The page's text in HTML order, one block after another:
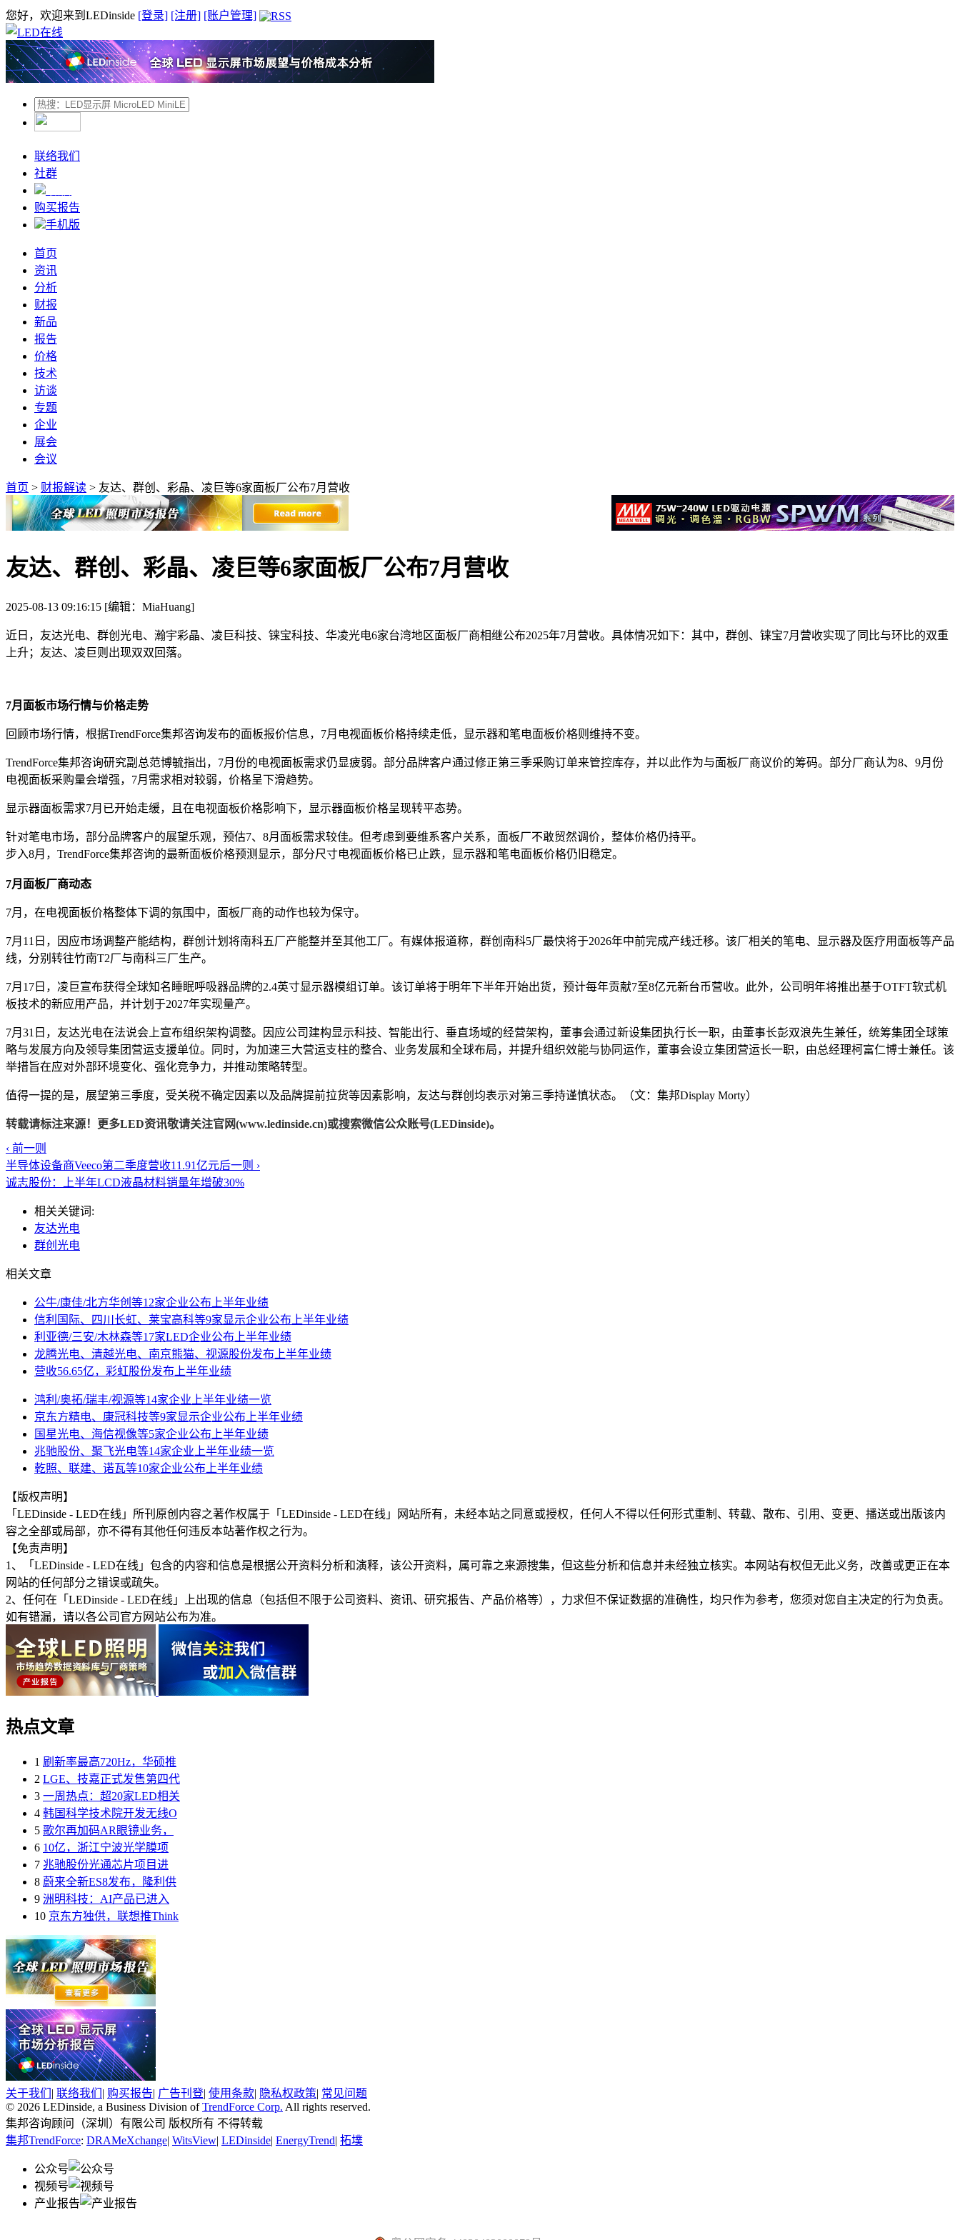
您好，欢迎来到LEDinside [登录] [注册] [账户管理]
联络我们
社群
购买报告
手机版
首页
资讯
分析
财报
新品
报告
价格
技术
访谈
专题
企业
展会
会议
首页 > 财报解读 > 友达、群创、彩晶、凌巨等6家面板厂公布7月营收
友达、群创、彩晶、凌巨等6家面板厂公布7月营收
2025-08-13 09:16:15 [编辑：MiaHuang]
近日，友达光电、群创光电、瀚宇彩晶、凌巨科技、铼宝科技、华凌光电6家台湾地区面板厂商相继公布2025年7月营收。具体情况如下：其中，群创、铼宝7月营收实现了同比与环比的双重
上升；友达、凌巨则出现双双回落。
7月面板市场行情与价格走势
回顾市场行情，根据TrendForce集邦咨询发布的面板报价信息，7月电视面板价格持续走低，显示器和笔电面板价格则维持不变。
TrendForce集邦咨询研究副总范博毓指出，7月份的电视面板需求仍显疲弱。部分品牌客户通过修正第三季采购订单来管控库存，并以此作为与面板厂商议价的筹码。部分厂商认为8、9月份
电视面板采购量会增强，7月需求相对较弱，价格呈下滑趋势。
显示器面板需求7月已开始走缓，且在电视面板价格影响下，显示器面板价格呈现转平态势。
针对笔电市场，部分品牌客户的展望乐观，预估7、8月面板需求较佳。但考虑到要维系客户关系，面板厂不敢贸然调价，整体价格仍持平。
步入8月，TrendForce集邦咨询的最新面板价格预测显示，部分尺寸电视面板价格已止跌，显示器和笔电面板价格仍旧稳定。
7月面板厂商动态
7月，在电视面板价格整体下调的氛围中，面板厂商的动作也较为保守。
7月11日，因应市场调整产能结构，群创计划将南科五厂产能整并至其他工厂。有媒体报道称，群创南科5厂最快将于2026年中前完成产线迁移。该厂相关的笔电、显示器及医疗用面板等产品
线，分别转往竹南T2厂与南科三厂生产。
7月17日，凌巨宣布获得全球知名睡眠呼吸器品牌的2.4英寸显示器模组订单。该订单将于明年下半年开始出货，预计每年贡献7至8亿元新台币营收。此外，公司明年将推出基于OTFT软式机
板技术的新应用产品，并计划于2027年实现量产。
7月31日，友达光电在法说会上宣布组织架构调整。因应公司建构显示科技、智能出行、垂直场域的经营架构，董事会通过新设集团执行长一职，由董事长彭双浪先生兼任，统筹集团全球策
略与发展方向及领导集团营运支援单位。同时，为加速三大营运支柱的整合、业务发展和全球布局，并提升组织效能与协同运作，董事会设立集团营运长一职，由总经理柯富仁博士兼任。该
举措旨在应对外部环境变化、强化竞争力，并推动策略转型。
值得一提的是，展望第三季度，受关税不确定因素以及品牌提前拉货等因素影响，友达与群创均表示对第三季持谨慎状态。（文：集邦Display Morty）
转载请标注来源！更多LED资讯敬请关注官网(www.ledinside.cn)或搜索微信公众账号(LEDinside)。
‹ 前一则
半导体设备商Veeco第二季度营收11.91亿元后一则 ›
诚志股份：上半年LCD液晶材料销量年增破30%
相关关键词:
友达光电
群创光电
相关文章
公牛/康佳/北方华创等12家企业公布上半年业绩
信利国际、四川长虹、莱宝高科等9家显示企业公布上半年业绩
利亚德/三安/木林森等17家LED企业公布上半年业绩
龙腾光电、清越光电、南京熊猫、视源股份发布上半年业绩
营收56.65亿，彩虹股份发布上半年业绩
鸿利/奥拓/瑞丰/视源等14家企业上半年业绩一览
京东方精电、康冠科技等9家显示企业公布上半年业绩
国星光电、海信视像等5家企业公布上半年业绩
兆驰股份、聚飞光电等14家企业上半年业绩一览
乾照、联建、诺瓦等10家企业公布上半年业绩
【版权声明】
「LEDinside - LED在线」所刊原创内容之著作权属于「LEDinside - LED在线」网站所有，未经本站之同意或授权，任何人不得以任何形式重制、转载、散布、引用、变更、播送或出版该内
容之全部或局部，亦不得有其他任何违反本站著作权之行为。
【免责声明】
1、「LEDinside - LED在线」包含的内容和信息是根据公开资料分析和演释，该公开资料，属可靠之来源搜集，但这些分析和信息并未经独立核实。本网站有权但无此义务，改善或更正在本
网站的任何部分之错误或疏失。
2、任何在「LEDinside - LED在线」上出现的信息（包括但不限于公司资料、资讯、研究报告、产品价格等），力求但不保证数据的准确性，均只作为参考，您须对您自主决定的行为负责。
如有错漏，请以各公司官方网站公布为准。
热点文章
1 刷新率最高720Hz，华硕推
2 LGE、技嘉正式发售第四代
3 一周热点：超20家LED相关
4 韩国科学技术院开发无线O
5 歌尔再加码AR眼镜业务，
6 10亿，浙江宁波光学膜项
7 兆驰股份光通芯片项目进
8 蔚来全新ES8发布，隆利供
9 洲明科技：AI产品已进入
10 京东方独供，联想推Think
关于我们 | 联络我们 | 购买报告| 广告刊登| 使用条款| 隐私权政策| 常见问题
© 2026 LEDinside, a Business Division ofTrendForce Corp. All rights reserved.
集邦咨询顾问（深圳）有限公司 版权所有 不得转载
集邦TrendForce: DRAMeXchange| WitsView| LEDinside| EnergyTrend| 拓墣
公众号
视频号
产业报告